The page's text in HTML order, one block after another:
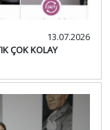
13.07.2026
ÇOK KOLAY